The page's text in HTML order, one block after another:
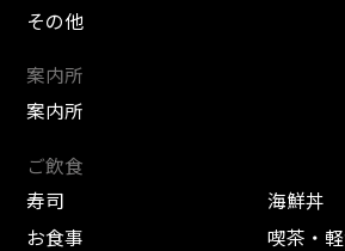
その他
案内所
案内所
ご飲食
寿司
海鮮丼
お食事
喫茶・